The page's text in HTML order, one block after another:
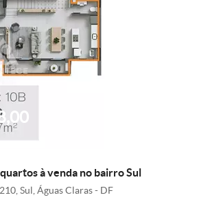
à venda no bairro Sul
Sul, Águas Claras - DF